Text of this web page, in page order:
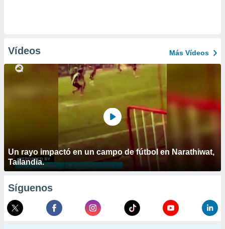
Vídeos Más Vídeos
Un rayo impactó en un campo de fútbol en Narathiwat,
Tailandia.
Síguenos